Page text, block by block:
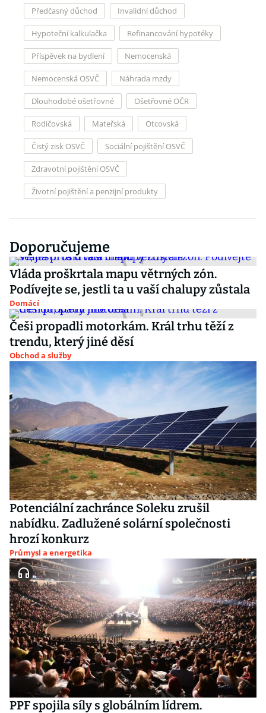
Předčasný důchod Invalidní důchod
Hypoteční kalkulačka Refinancování hypotéky
Příspěvek na bydlení Nemocenská
Nemocenská OSVČ Náhrada mzdy
Dlouhodobé ošetřovné Ošetřovné OČR
Rodičovská Mateřská Otcovská
Čistý zisk OSVČ Sociální pojištění OSVČ
Zdravotní pojištění OSVČ
Životní pojištění a penzijní produkty
Doporučujeme
Vláda proškrtala mapu větrných zón.
Podívejte se, jestli ta u vaší chalupy zůstala
Domácí
Češi propadli motorkám. Král trhu těží z
trendu, který jiné děsí
Obchod a služby
Potenciální zachránce Soleku zrušil
nabídku. Zadlužené solární společnosti
hrozí konkurz
Průmysl a energetika
PPF spojila síly s globálním lídrem.